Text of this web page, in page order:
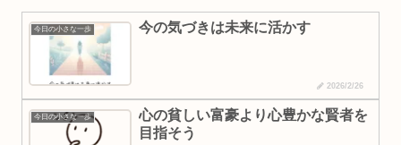
今日の小さな一歩 今の気づきは未来に活かす
2026/2/26
今日の小さな一歩
心の貧しい富豪より心豊かな賢者を
目指そう